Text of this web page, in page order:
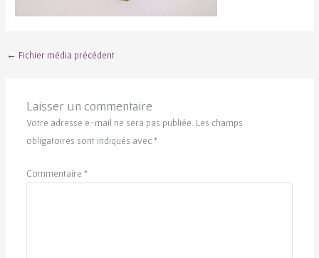
← Fichier média précédent
Laisser un commentaire
Votre adresse e-mail ne sera pas publiée. Les champs
obligatoires sont indiqués avec*
Commentaire *